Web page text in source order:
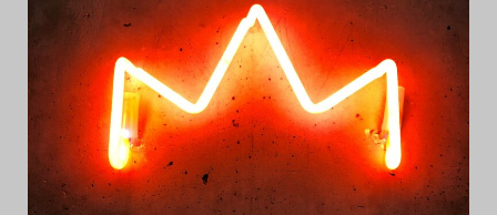
Das Theatertreffen-Blog
2014
Das Theatertreffen-Blog
2015